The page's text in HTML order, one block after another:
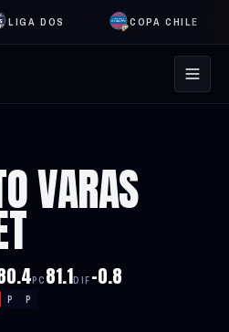
LIGA DOS COPA CHILE
VARAS
PC 81.1DIF -0.8
P P